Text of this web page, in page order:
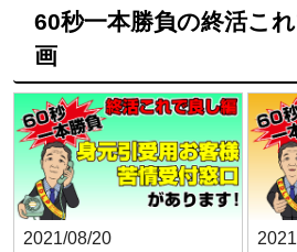
60秒一本勝負の終活こ
画
2021/08/20